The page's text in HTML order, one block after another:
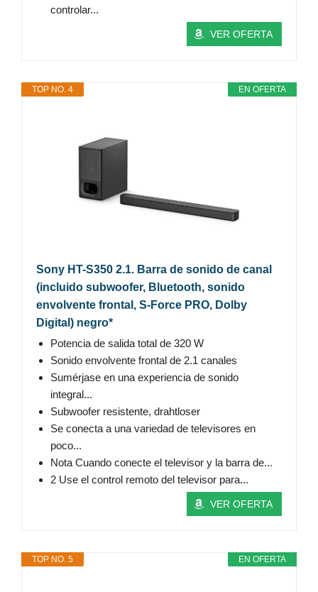
controlar...
VER OFERTA
EN OFERTA
TOP NO. 4
Sony HT-S350 2.1. Barra de sonido de canal
(incluido subwoofer, Bluetooth, sonido
envolvente frontal, S-Force PRO, Dolby
Digital) negro*
Potencia de salida total de 320 W
Sonido envolvente frontal de 2.1 canales
Sumérjase en una experiencia de sonido
integral...
Subwoofer resistente, drahtloser
Se conecta a una variedad de televisores en
poco...
Nota Cuando conecte el televisor y la barra de...
2 Use el control remoto del televisor para...
VER OFERTA
EN OFERTA
TOP NO. 5